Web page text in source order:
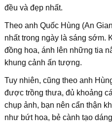
đều và đẹp nhất.
Theo anh Quốc Hùng (An
nhất trong ngày là sáng sớm.
đồng hoa, ánh lên những tia
khung cảnh ấn tượng.
Tuy nhiên, cũng theo anh
được trồng thưa, đủ khoảng
chụp ảnh, bạn nên cẩn thận
như bứt hoa, bẻ cành tạo